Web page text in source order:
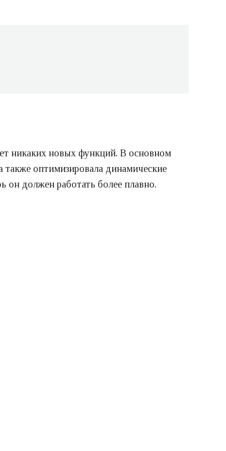
никаких новых функций. В основном
оптимизировала динамические
он должен работать более плавно.